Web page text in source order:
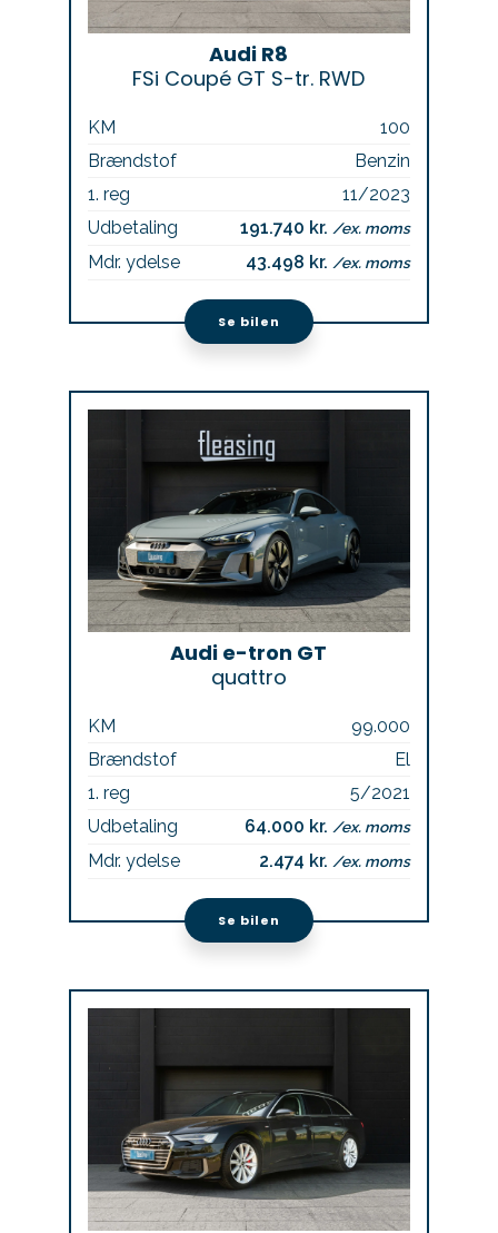
Audi R8
FSi Coupé GT S-tr. RWD
KM
100
Brændstof
Benzin
1. reg
11/2023
Udbetaling
191.740 kr./ex. moms
Mdr. ydelse 43.498 kr./ex. moms
Se bilen
Audi e-tron GT
quattro
KM
99.000
Brændstof
El
1. reg
5/2021
Udbetaling
64.000 kr./ex. moms
Mdr. ydelse 2.474 kr./ex. moms
Se bilen